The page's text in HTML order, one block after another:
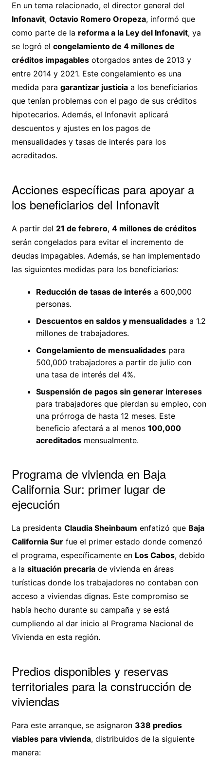
En un tema relacionado, el director general del
Infonavit, Octavio Romero Oropeza, informó que
como parte de la reforma a la Ley del Infonavit, ya
se logró el congelamiento de 4 millones de
créditos impagablesotorgados antes de 2013 y
entre 2014 y 2021. Este congelamiento es una
medida para garantizar justiciaa los beneficiarios
que tenían problemas con el pago de sus créditos
hipotecarios. Además, el Infonavit aplicará
descuentos y ajustes en los pagos de
mensualidades y tasas de interés para los
acreditados.
Acciones específicas para apoyar a
los beneficiarios del Infonavit
A partir del 21 de febrero, 4 millones de créditos
serán congelados para evitar el incremento de
deudas impagables. Además, se han implementado
las siguientes medidas para los beneficiarios:
Reducción de tasas de interésa 600,000
personas.
Descuentos en saldos y mensualidadesa 1.2
millones de trabajadores.
Congelamiento de mensualidadespara
500,000 trabajadores a partir de julio con
una tasa de interés del 4%.
Suspensión de pagos sin generar intereses
para trabajadores que pierdan su empleo, con
una prórroga de hasta 12 meses. Este
beneficio afectará a al menos 100,000
acreditadosmensualmente.
Programa de vivienda en Baja
California Sur: primer lugar de
ejecución
La presidenta Claudia Sheinbaum enfatizó que Baja
California Surfue el primer estado donde comenzó
el programa, específicamente en Los Cabos, debido
a la situación precariade vivienda en áreas
turísticas donde los trabajadores no contaban con
acceso a viviendas dignas. Este compromiso se
había hecho durante su campaña y se está
cumpliendo al dar inicio al Programa Nacional de
Vivienda en esta región.
Predios disponibles y reservas
territoriales para la construcción de
viviendas
Para este arranque, se asignaron 338 predios
viables para vivienda, distribuidos de la siguiente
manera: